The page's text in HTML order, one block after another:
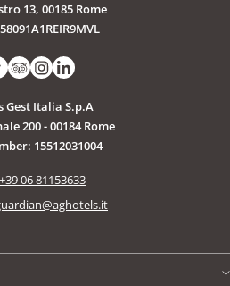
13, 00185 Rome
Gest Italia S.p.A
200 - 00184 Rome
15512031004
+39 06 81153633